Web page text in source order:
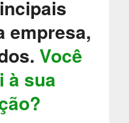
empresa,
Você
à sua